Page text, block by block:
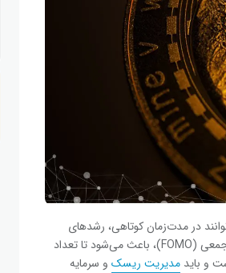
در مدت‌زمان کوتاهی، رشدهای
قیمتی انفجاری را تجربه کنند. ویژگی‌هایی مثل قیمت بسیار پایین، قابلیت وایرال شدن و اثر جمعی (FOMO)، باعث می‌شود تا تعداد
و باید مدیریت ریسک و سرمایه